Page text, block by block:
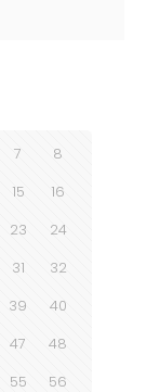
7
8
15
16
23
24
31
32
39
40
47
48
55
56